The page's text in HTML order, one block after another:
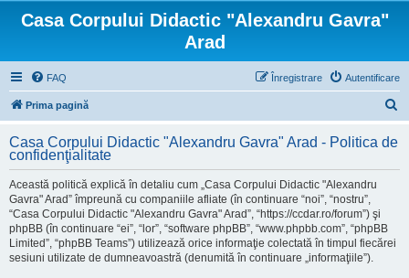
Casa Corpului Didactic "Alexandru Gavra"
Arad
FAQ Autentificare
Înregistrare
Prima pagină
t
Casa Corpului Didactic "Alexandru Gavra" Arad - Politica de
confidenţialitate
Această politică explică în detaliu cum „Casa Corpului Didactic "Alexandru
Gavra" Arad” împreună cu companiile afliate (în continuare “noi”, “nostru”,
“Casa Corpului Didactic "Alexandru Gavra" Arad”, “https://ccdar.ro/forum”) şi
phpBB (în continuare “ei”, “lor”, “software phpBB”, “www.phpbb.com”, “phpBB
Limited”, “phpBB Teams”) utilizează orice informaţie colectată în timpul fiecărei
sesiuni utilizate de dumneavoastră (denumită în continuare „informaţiile”).